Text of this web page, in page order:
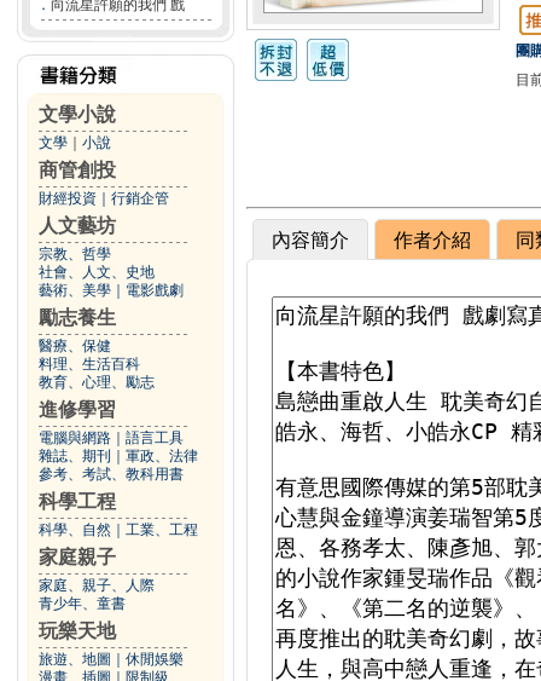
． 向流星許願的我們 戲
文學小說
文學 小說
商管創投
財經投資 行銷企管
人文藝坊
宗教、哲學
社會、人文、史地
藝術、美學
電影戲劇
勵志養生
醫療、保健
料理、生活百科
教育、心理、勵志
進修學習
電腦與網路
語言工具
雜誌、期刊
軍政、法律
參考、考試、教科用書
科學工程
科學、自然 工業、工程
家庭親子
家庭、親子、人際
青少年、童書
玩樂天地
旅遊、地圖
休閒娛樂
漫畫、插圖
限制級
團
目
內容簡介 作者介紹 同